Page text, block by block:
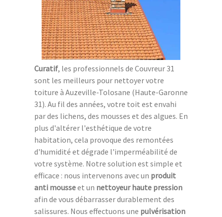
Curatif, les professionnels de Couvreur 31
sont les meilleurs pour nettoyer votre
toiture à Auzeville-Tolosane (Haute-Garonne
31). Au fil des années, votre toit est envahi
par des lichens, des mousses et des algues. En
plus d'altérer l'esthétique de votre
habitation, cela provoque des remontées
d'humidité et dégrade l'imperméabilité de
votre système. Notre solution est simple et
efficace : nous intervenons avec un produit
anti mousseet un nettoyeur haute pression
afin de vous débarrasser durablement des
salissures. Nous effectuons une pulvérisation